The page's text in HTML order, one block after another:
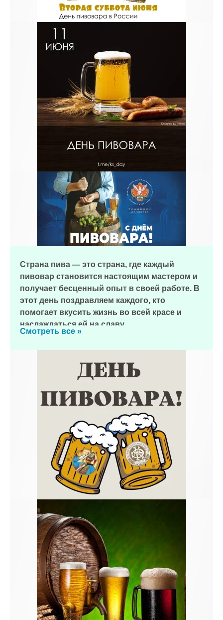
Страна пива ― это страна, где каждый
пивовар становится настоящим мастером и
получает бесценный опыт в своей работе. В
этот день поздравляем каждого, кто
помогает вкусить жизнь во всей красе и
наслаждаться ей на славу.
Смотреть все »